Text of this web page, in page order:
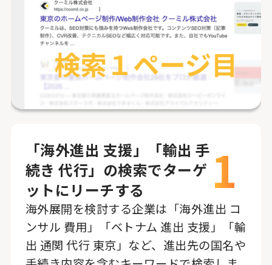
「海外進出 支援」「輸出 手
続き 代行」の検索でターゲ
ットにリーチする
1
海外展開を検討する企業は「海外進出 コ
ンサル 費用」「ベトナム 進出 支援」「輸
出 通関 代行 東京」など、進出先の国名や